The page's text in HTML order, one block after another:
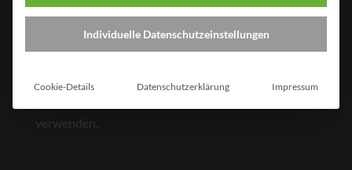
Bewerben Sie sich jetzt!
verwenden.
Individuelle Datenschutzeinstellungen
Cookie-Details Datenschutzerklärung Impressum